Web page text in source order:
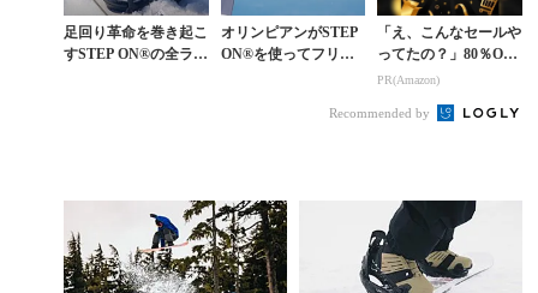
足回り革命を巻き起こ
すSTEP ON®の全ライ
オリンピアンがSTEP
ON®を使ってフリー
「え、こんなセールや
ってたの？」80％OFF
以上が続々登場！Am
PR(Amazon)
Recommended by